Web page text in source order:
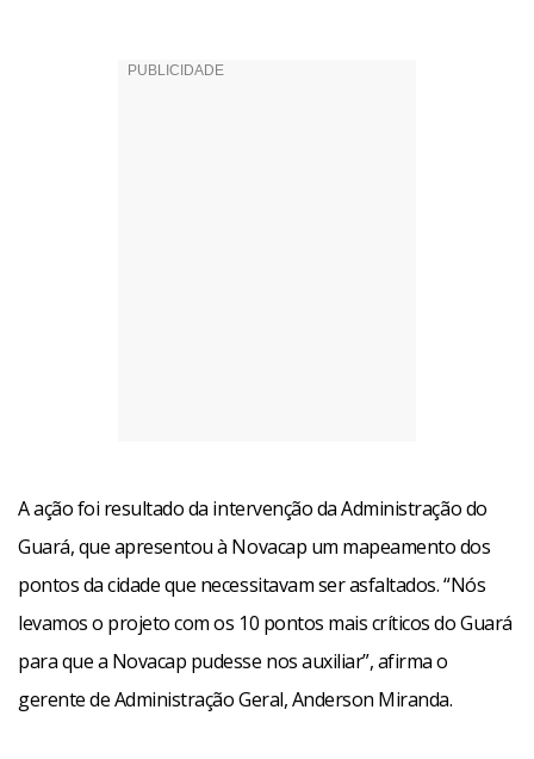
A ação foi resultado da intervenção da Administração do
Guará, que apresentou à Novacap um mapeamento dos
pontos da cidade que necessitavam ser asfaltados. “Nós
levamos o projeto com os 10 pontos mais críticos do Guará
para que a Novacap pudesse nos auxiliar”, afirma o
gerente de Administração Geral, Anderson Miranda.